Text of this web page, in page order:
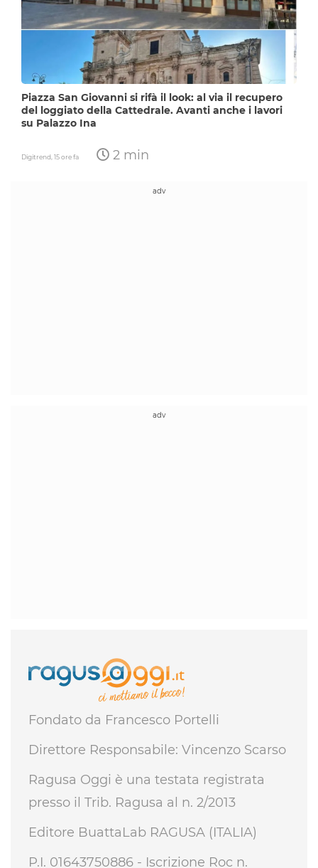
Piazza San Giovanni si rifà il look: al via il recupero
del loggiato della Cattedrale. Avanti anche i lavori
su Palazzo Ina
Digitrend,15 ore fa 2 min
Fondato da Francesco Portelli
Direttore Responsabile: Vincenzo Scarso
Ragusa Oggi è una testata registrata
presso il Trib. Ragusa al n. 2/2013
Editore BuattaLab RAGUSA (ITALIA)
P.I. 01643750886 - Iscrizione Roc n.